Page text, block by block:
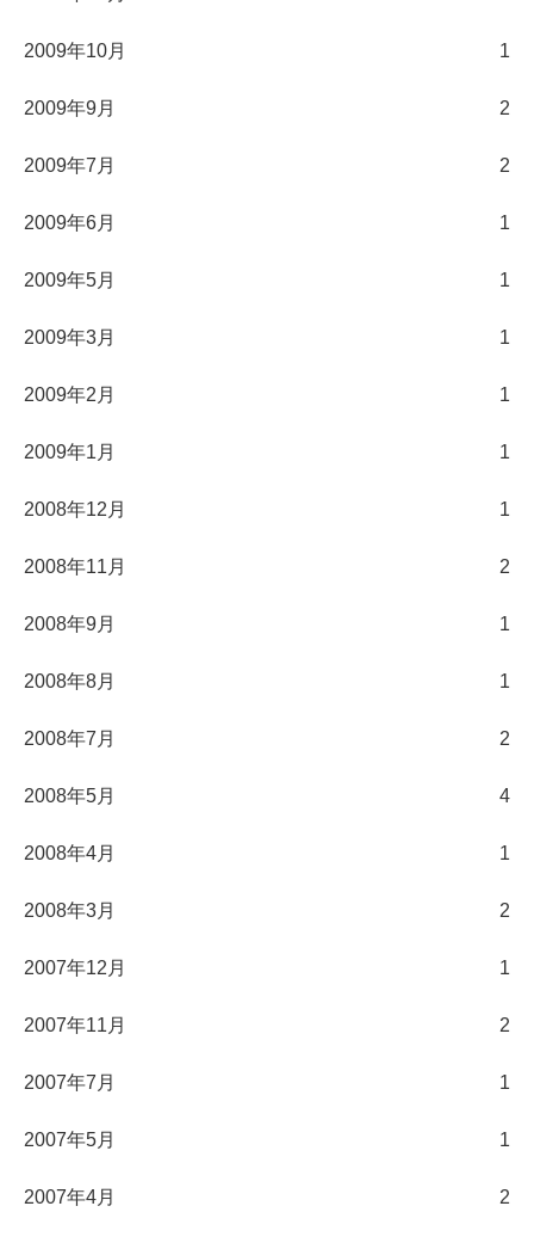
2009年10月 1
2009年9月 2
2009年7月 2
2009年6月 1
2009年5月 1
2009年3月 1
2009年2月 1
2009年1月 1
2008年12月 1
2008年11月 2
2008年9月 1
2008年8月 1
2008年7月 2
2008年5月 4
2008年4月 1
2008年3月 2
2007年12月 1
2007年11月 2
2007年7月 1
2007年5月 1
2007年4月 2